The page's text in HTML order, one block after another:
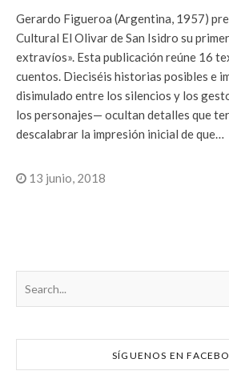
Gerardo Figueroa (Argentina, 1957)
Cultural El Olivar de San Isidro su
extravíos». Esta publicación reúne 16
cuentos. Dieciséis historias posibles e
disimulado entre los silencios y los
los personajes— ocultan detalles que
descalabrar la impresión inicial de que…
13 junio, 2018
SÍGUENOS EN